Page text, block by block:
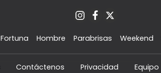
Fortuna Hombre Parabrisas Weekend
Contáctenos Privacidad Equipo